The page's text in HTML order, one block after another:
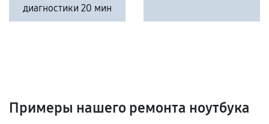
диагностики 20 мин
Примеры нашего ремонта ноутбука